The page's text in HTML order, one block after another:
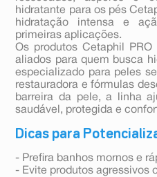
hidratante para os pés
hidratação intensa e
primeiras aplicações.
Os produtos Cetaphil
aliados para quem busca
especializado para peles
restauradora e fórmulas
barreira da pele, a linha
saudável, protegida e
Dicas para
- Prefira banhos mornos e
- Evite produtos agressivos